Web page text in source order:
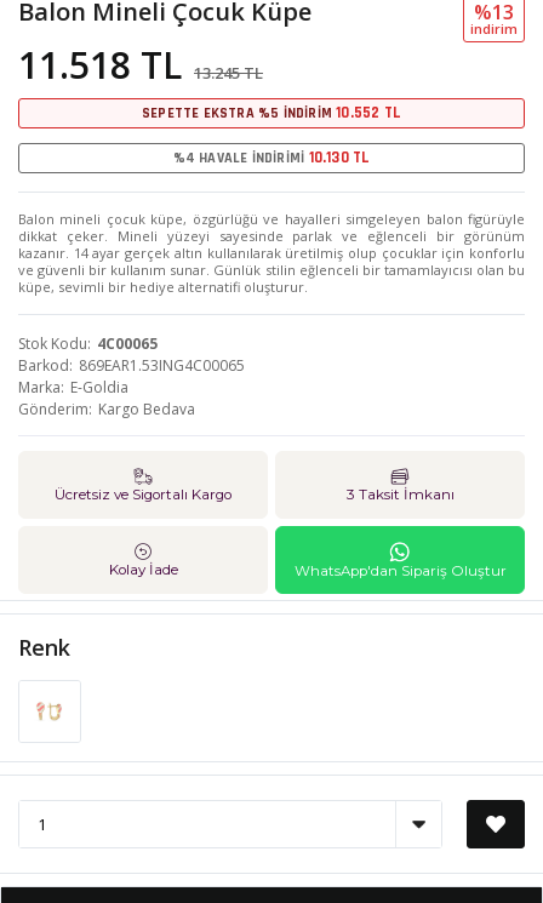
Balon Mineli Çocuk Küpe
11.518 TL 13.245 TL
%13
i̇ndi̇ri̇m
SEPETTE EKSTRA %5 İNDİRİM10.552 TL
%4 HAVALE İNDİRİMİ 10.130 TL
Balon mineli çocuk küpe, özgürlüğü ve hayalleri simgeleyen balon figürüyle
dikkat çeker. Mineli yüzeyi sayesinde parlak ve eğlenceli bir görünüm
kazanır. 14 ayar gerçek altın kullanılarak üretilmiş olup çocuklar için konforlu
ve güvenli bir kullanım sunar. Günlük stilin eğlenceli bir tamamlayıcısı olan bu
küpe, sevimli bir hediye alternatifi oluşturur.
Stok Kodu 4C00065
Barkod 869EAR1.53ING4C00065
Marka E-Goldia
Gönderim Kargo Bedava
Ücretsiz ve Sigortalı Kargo 3 Taksit İmkanı
Kolay İade WhatsApp'dan Sipariş Oluştur
Renk